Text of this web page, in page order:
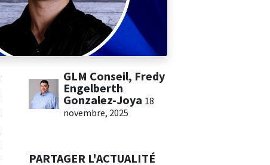
GLM Conseil, Fredy
Engelberth
Gonzalez-Joya 18
novembre, 2025
PARTAGER L'ACTUALITÉ